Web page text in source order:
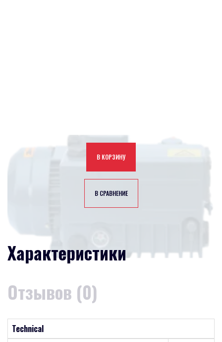
В КОРЗИНУ
В СРАВНЕНИЕ
Характеристики
Отзывов (0)
Technical